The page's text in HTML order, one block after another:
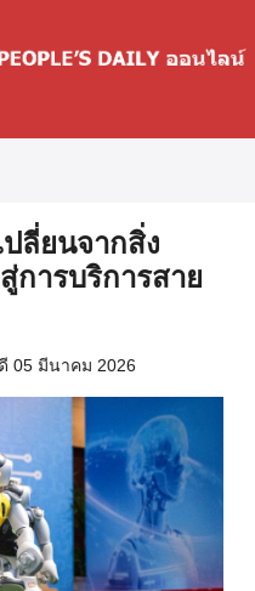
ลี่ยนจากสิ่ง
การบริการสาย
05 มีนาคม 2026